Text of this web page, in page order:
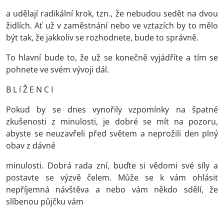
a udělají radikální krok, tzn., že nebudou sedět na dvou
židlích. Ať už v zaměstnání nebo ve vztazích by to mělo
být tak, že jakkoliv se rozhodnete, bude to správně.
To hlavní bude to, že už se konečně vyjádříte a tím se
pohnete ve svém vývoji dál.
B L í Ž E N C I
Pokud by se dnes vynořily vzpomínky na špatné
zkušenosti z minulosti, je dobré se mít na pozoru,
abyste se neuzavřeli před světem a neprožili den plný
obav z dávné
minulosti. Dobrá rada zní, buďte si vědomi své síly a
postavte se výzvě čelem. Může se k vám ohlásit
nepříjemná návštěva a nebo vám někdo sdělí, že
slíbenou půjčku vám